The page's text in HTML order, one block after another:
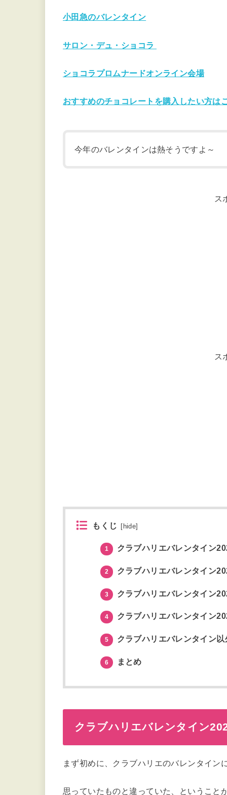
小田急のバレンタイン
サロン・デュ・ショコラ
ショコラプロムナードオンライン会場
おすすめのチョコレートを購入したい方は
今年のバレンタインは熱そうですよ～
ス
ス
もくじ [ hide]
1 クラブハリエバレンタイン
2 クラブハリエバレンタイン
3 クラブハリエバレンタイン
4 クラブハリエバレンタイン
5 クラブハリエバレンタイン
6 まとめ
クラブハリエバレンタイン
まず初めに、クラブハリエのバレンタイン
思っていたものと違っていた、ということ